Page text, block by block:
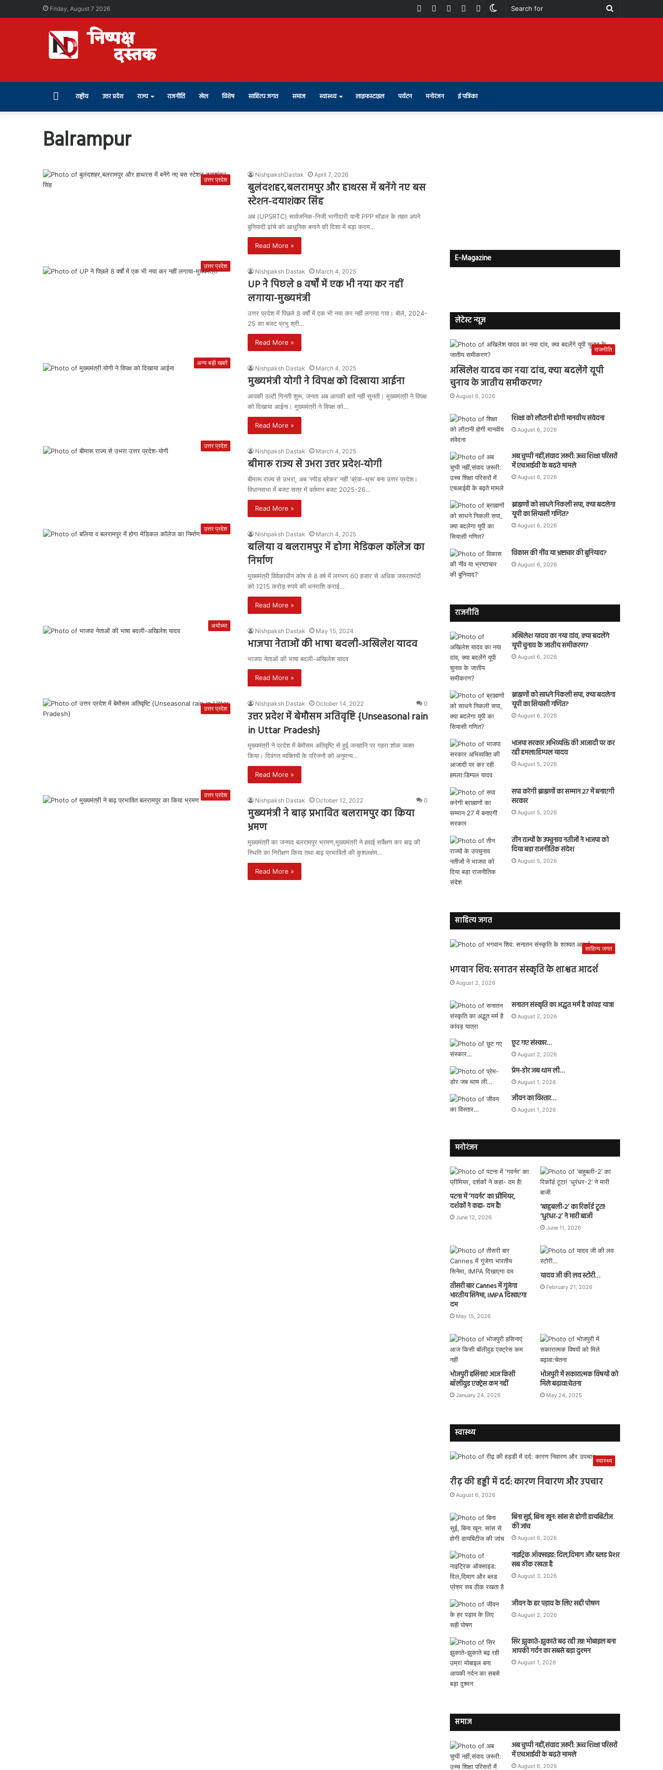
Friday, August 7 2026
Search
Switch
Telegram
Instagram
Youtube
Facebook
राष्ट्रीय उत्तर प्रदेश राज्य राजनीति खेल विशेष साहित्य जगत समाज स्वास्थ्य लाइफस्टाइल पर्यटन मनोरंजन ई पत्रिका
Balrampur
उत्तर प्रदेश
NishpakshDastak April 7, 2026
बुलंदशहर,बलरामपुर और हाथरस में बनेंगे नए बस
स्टेशन-दयाशंकर सिंह
अब (UPSRTC) सार्वजनिक-निजी भागीदारी यानी PPP मॉडल के तहत अपने
बुनियादी ढांचे को आधुनिक बनाने की दिशा में बड़ा कदम…
Read More »
उत्तर प्रदेश
Nishpaksh Dastak March 4, 2025
UP ने पिछले 8 वर्षों में एक भी नया कर नहीं
लगाया-मुख्यमंत्री
उत्तर प्रदेश में पिछले 8 वर्षों में एक भी नया कर नहीं लगाया गया। बोले, 2024-
25 का बजट प्रभु श्री…
Read More »
अन्य बड़ी खबरें
Nishpaksh Dastak March 4, 2025
मुख्यमंत्री योगी ने विपक्ष को दिखाया आईना
आपकी उल्टी गिनती शुरू, जनता अब आपकी बातें नहीं सुनती। मुख्यमंत्री ने विपक्ष
को दिखाया आईना। मुख्यमंत्री ने विपक्ष को…
Read More »
उत्तर प्रदेश
Nishpaksh Dastak March 4, 2025
बीमारू राज्य से उभरा उत्तर प्रदेश-योगी
बीमारू राज्य से उभरा, अब ‘स्पीड ब्रेकर’ नहीं ‘ब्रेक-थ्रू’ बना उत्तर प्रदेश।
विधानसभा में बजट सत्र में वर्तमान बजट 2025-26…
Read More »
उत्तर प्रदेश
Nishpaksh Dastak March 4, 2025
बलिया व बलरामपुर में होगा मेडिकल कॉलेज का
निर्माण
मुख्यमंत्री विवेकाधीन कोष से 8 वर्ष में लगभग 60 हजार से अधिक जरूरतमंदों
को 1215 करोड़ रुपये की धनराशि कराई…
Read More »
अयोध्या
Nishpaksh Dastak May 15, 2024
भाजपा नेताओं की भाषा बदली-अखिलेश यादव
भाजपा नेताओं की भाषा बदली-अखिलेश यादव
Read More »
उत्तर प्रदेश
Nishpaksh Dastak October 14, 2022 0
उत्तर प्रदेश में बेमौसम अतिवृष्टि {Unseasonal rain
in Uttar Pradesh}
मुख्यमंत्री ने प्रदेश में बेमौसम अतिवृष्टि से हुई जनहानि पर गहरा शोक व्यक्त
किया। दिवंगत व्यक्तियों के परिजनों को अनुमन्य…
Read More »
उत्तर प्रदेश
Nishpaksh Dastak October 12, 2022 0
मुख्यमंत्री ने बाढ़ प्रभावित बलरामपुर का किया
भ्रमण
मुख्यमंत्री का जनपद बलरामपुर भ्रमण,मुख्यमंत्री ने हवाई सर्वेक्षण कर बाढ़ की
स्थिति का निरीक्षण किया तथा बाढ़ प्रभावितों की कुशलक्षेम…
Read More »
E-Magazine
लेटेस्ट न्यूज़
राजनीति
अखिलेश यादव का नया दांव, क्या बदलेंगे यूपी
चुनाव के जातीय समीकरण?
August 6, 2026
शिक्षा को लौटानी होगी मानवीय संवेदना
August 6, 2026
अब चुप्पी नहीं,संवाद ज़रूरी: उच्च शिक्षा परिसरों
में एचआईवी के बढ़ते मामले
August 6, 2026
ब्राह्मणों को साधने निकली सपा, क्या बदलेगा
यूपी का सियासी गणित?
August 6, 2026
विकास की नींव या भ्रष्टाचार की बुनियाद?
August 6, 2026
राजनीति
अखिलेश यादव का नया दांव, क्या बदलेंगे
यूपी चुनाव के जातीय समीकरण?
August 6, 2026
ब्राह्मणों को साधने निकली सपा, क्या बदलेगा
यूपी का सियासी गणित?
August 6, 2026
भाजपा सरकार अभिव्यक्ति की आजादी पर कर
रही हमला:डिम्पल यादव
August 5, 2026
सपा करेगी ब्राह्मणों का सम्मान 27 में बनाएगी
सरकार
August 5, 2026
तीन राज्यों के उपचुनाव नतीजों ने भाजपा को
दिया बड़ा राजनीतिक संदेश
August 5, 2026
साहित्य जगत
साहित्य जगत
भगवान शिव: सनातन संस्कृति के शाश्वत आदर्श
August 2, 2026
सनातन संस्कृति का अद्भुत मर्म है कांवड़ यात्रा
August 2, 2026
छूट गए संस्कार…
August 2, 2026
प्रेम-डोर जब थाम ली…
August 1, 2026
जीवन का विस्तार…
August 1, 2026
मनोरंजन
पटना में ‘गवर्नर’ का प्रीमियर,
दर्शकों ने कहा- दम है!
June 12, 2026
‘बाहुबली-2’ का रिकॉर्ड टूटा!
‘धुरंधर-2’ ने मारी बाजी
June 11, 2026
तीसरी बार Cannes में गूंजेगा
भारतीय सिनेमा, IMPA दिखाएगा
दम
May 15, 2026
यादव जी की लव स्टोरी…
February 21, 2026
भोजपुरी हसिनाएं आज किसी
बॉलीवुड एक्ट्रेस कम नहीं
January 24, 2026
भोजपुरी में सकारात्मक विषयों को
मिले बढ़ावा:चेतना
May 24, 2025
स्वास्थ्य
स्वास्थ्य
रीढ़ की हड्डी में दर्द: कारण निवारण और उपचार
August 6, 2026
बिना सुई, बिना खून: सांस से होगी डायबिटीज
की जांच
August 6, 2026
नाइट्रिक ऑक्साइड: दिल,दिमाग और ब्लड प्रेशर
सब ठीक रखता है
August 3, 2026
जीवन के हर पड़ाव के लिए सही पोषण
August 2, 2026
सिर झुकाते-झुकाते बढ़ रही उम्र! मोबाइल बना
आपकी गर्दन का सबसे बड़ा दुश्मन
August 1, 2026
समाज
अब चुप्पी नहीं,संवाद ज़रूरी: उच्च शिक्षा परिसरों
में एचआईवी के बढ़ते मामले
August 6, 2026